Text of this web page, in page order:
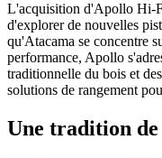
L'acquisition d'Apollo Hi-
d'explorer de nouvelles
qu'Atacama se concentre
performance, Apollo
traditionnelle du bois et
solutions de rangement
Une tradition